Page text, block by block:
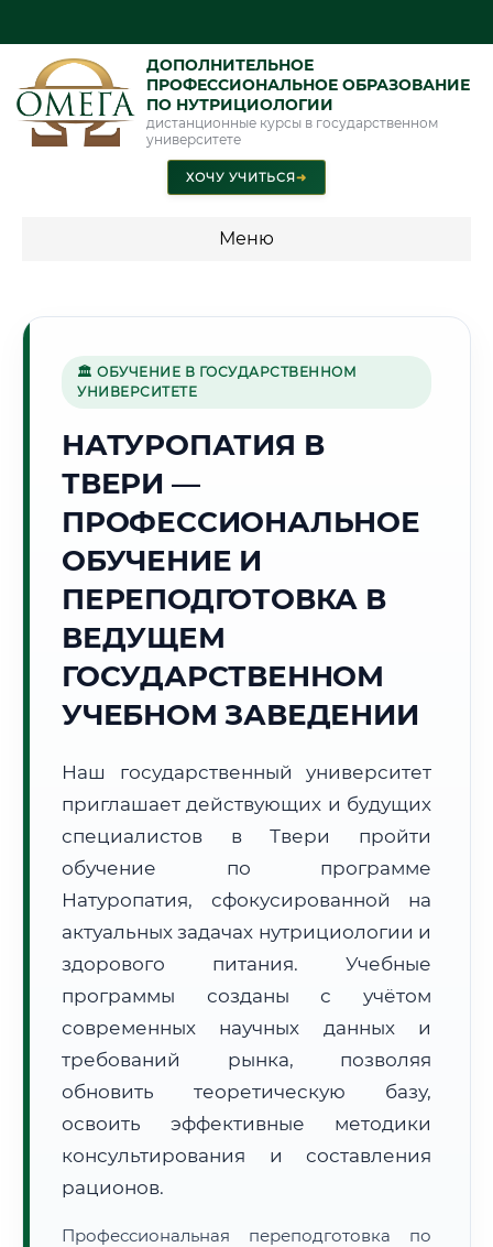
ДОПОЛНИТЕЛЬНОЕ
ПРОФЕССИОНАЛЬНОЕ ОБРАЗОВАНИЕ
ПО НУТРИЦИОЛОГИИ
дистанционные курсы в государственном
университете
ХОЧУ УЧИТЬСЯ➜
Меню
🏯
07:18:26
2026 г.
Погода в г. Тверь:
🌅 Восход: 04:46 🌇 Закат:20:38
Субъект:
Тверская область
+7 (4822)
Часовой пояс:
Формат учебы:
Дистанционно
🗺️ Зона обслуживания: г. Тверь
• Маршрут транзита:~2 877 км
📜 Документы и аккредитация
🏛 ОБУЧЕНИЕ В ГОСУДАРСТВЕННОМ
УНИВЕРСИТЕТЕ
НАТУРОПАТИЯ В
ТВЕРИ —
ПРОФЕССИОНАЛЬНОЕ
ОБУЧЕНИЕ И
ПЕРЕПОДГОТОВКА В
ВЕДУЩЕМ
ГОСУДАРСТВЕННОМ
УЧЕБНОМ ЗАВЕДЕНИИ
Наш государственный университет
приглашает действующих и будущих
специалистов в Твери пройти
обучение по программе
Натуропатия, сфокусированной на
актуальных задачах нутрициологии и
здорового питания. Учебные
программы созданы с учётом
современных научных данных и
требований рынка, позволяя
обновить теоретическую базу,
освоить эффективные методики
консультирования и составления
рационов.
Профессиональная переподготовка по